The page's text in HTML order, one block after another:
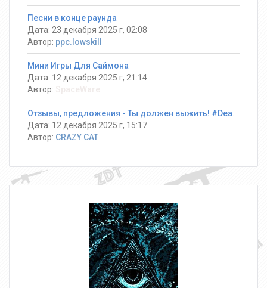
Песни в конце раунда
Дата: 23 декабря 2025 г, 02:08
Автор: ppc.lowskill
Мини Игры Для Саймона
Дата: 12 декабря 2025 г, 21:14
Автор:
Дата: 12 декабря 2025 г, 15:17
Автор: CRAZY CAT